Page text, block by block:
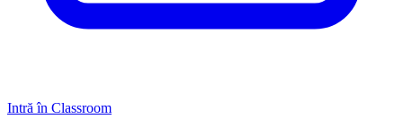
Intră în Classroom